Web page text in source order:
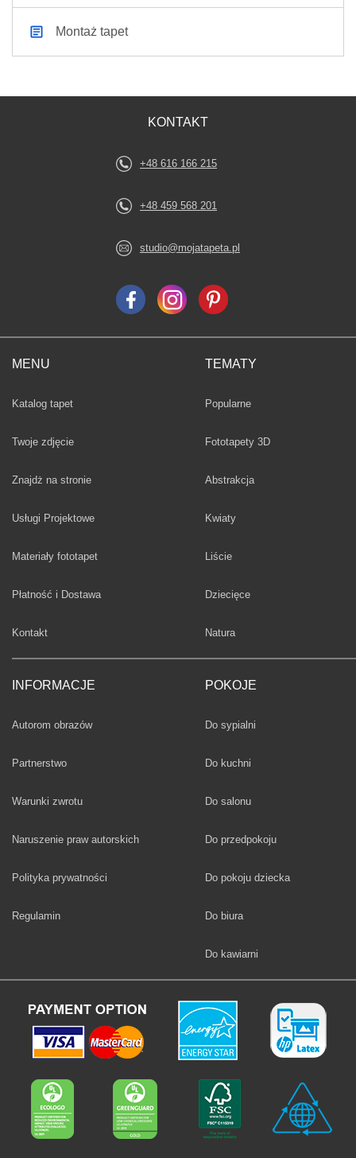
Montaż tapet
MENU
Katalog tapet
Twoje zdjęcie
Znajdż na stronie
Usługi Projektowe
Materiały fototapet
Płatność i Dostawa
Kontakt
INFORMACJE
Autorom obrazów
Partnerstwo
Warunki zwrotu
Naruszenie praw autorskich
Polityka prywatności
Regulamin
TEMATY
Fototapety
Popularne
Fototapety 3D
Fototapety
Abstrakcja
Fototapety
Kwiaty
Fototapety
Liście
Fototapety
Dziecięce
Fototapety
Natura
POKOJE
Fototapety
Do sypialni
Fototapety
Do kuchni
Fototapety
Do salonu
Fototapety
Do przedpokoju
Fototapety
Do pokoju dziecka
Fototapety
Do biura
Fototapety
Do kawiarni
KONTAKT
+48 616 166 215
+48 459 568 201
studio@mojatapeta.pl